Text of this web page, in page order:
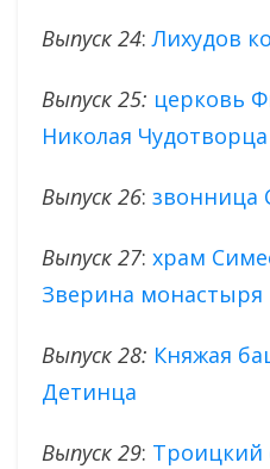
Выпуск 24:Лихудов
Выпуск 25: церковь
Николая
Выпуск 26: звонница
Выпуск 27: храм
Зверина монастыря
Выпуск 28: Княжая
Детинца
Выпуск 29: Троицкий